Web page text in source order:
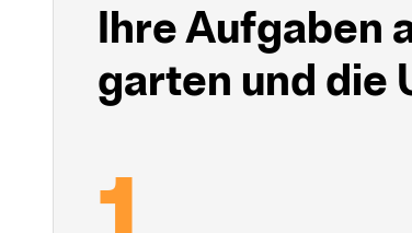
Ihre Aufgaben
garten und die